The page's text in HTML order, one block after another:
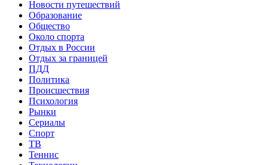
Новости путешествий
Образование
Общество
Около спорта
Отдых в России
Отдых за границей
ПДД
Политика
Происшествия
Психология
Рынки
Сериалы
Спорт
ТВ
Теннис